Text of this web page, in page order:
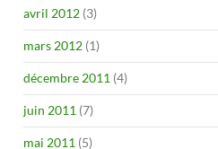
avril 2012 (3)
mars 2012 (1)
décembre 2011 (4)
juin 2011 (7)
mai 2011 (5)